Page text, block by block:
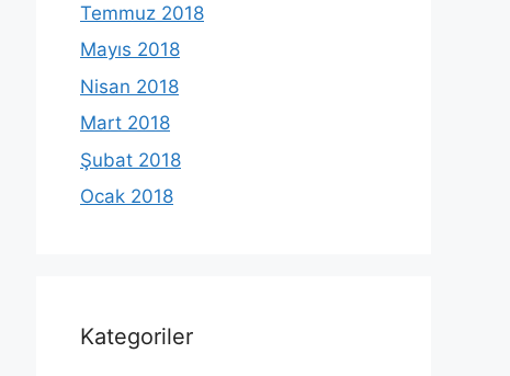
Temmuz 2018
Mayıs 2018
Nisan 2018
Mart 2018
Şubat 2018
Ocak 2018
Kategoriler